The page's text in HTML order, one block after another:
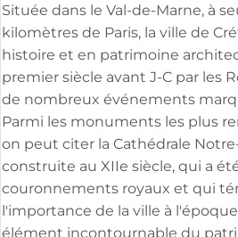
Située dans le Val-de-Marne, à
kilomètres de Paris, la ville de
histoire et en patrimoine
premier siècle avant J-C par les
de nombreux événements
Parmi les monuments les plus
on peut citer la Cathédrale
construite au XIIe siècle, qui a
couronnements royaux et qui
l'importance de la ville à